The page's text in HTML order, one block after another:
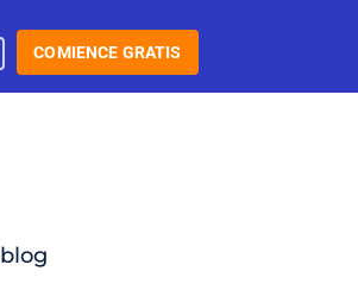
COMIENCE GRATIS